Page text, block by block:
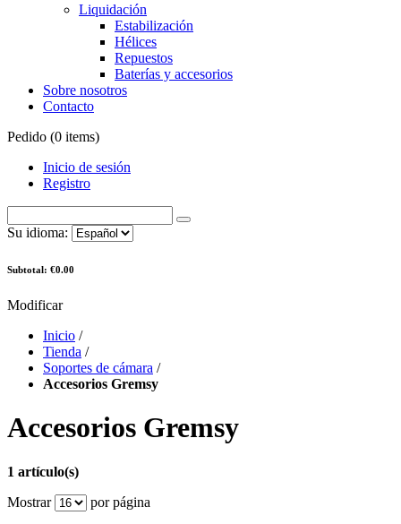
Liquidación
Estabilización
Hélices
Repuestos
Baterías y accesorios
Sobre nosotros
Contacto
Pedido (0 items)
Inicio de sesión
Registro
Su idioma:
Subtotal: €0.00
Modificar
Inicio /
Tienda /
Soportes de cámara /
Accesorios Gremsy
Accesorios Gremsy
1 artículo(s)
Mostrar
por página